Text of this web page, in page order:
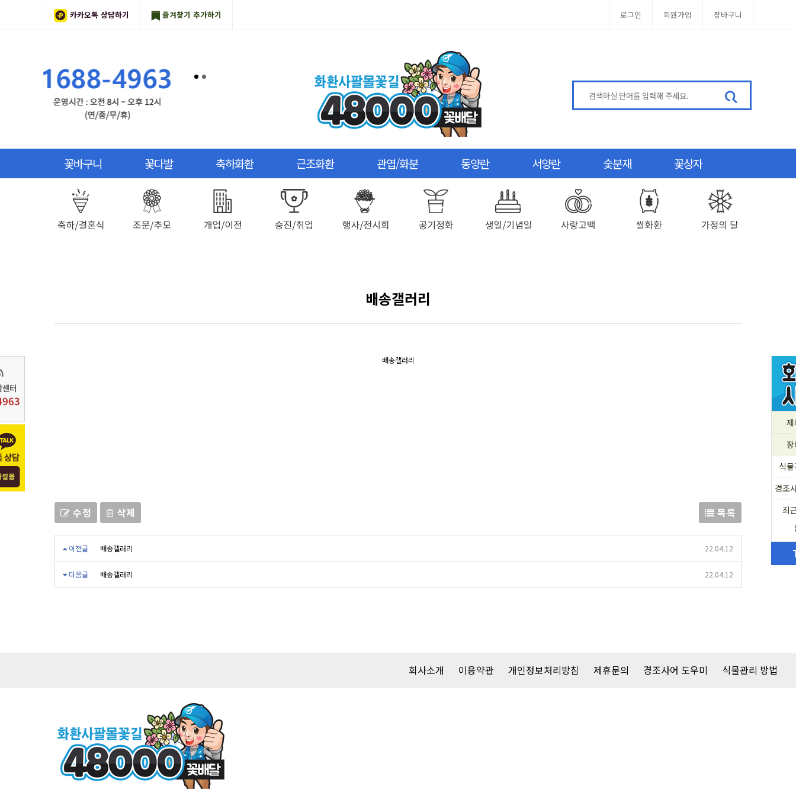
카카오톡 상담하기 즐겨찾기 추가하기 장바구니
회원가입
로그인
꽃바구니 꽃다발 축하화환 근조화환 관엽/화분 동양란 서양란 숯분재 꽃상자
식
경조
최
배송갤러리
배송갤러리
수정 삭제 목록
이전글 배송갤러리 22.04.12
다음글 배송갤러리 22.04.12
회사소개 이용약관 개인정보처리방침 제휴문의 경조사어 도우미 식물관리 방법